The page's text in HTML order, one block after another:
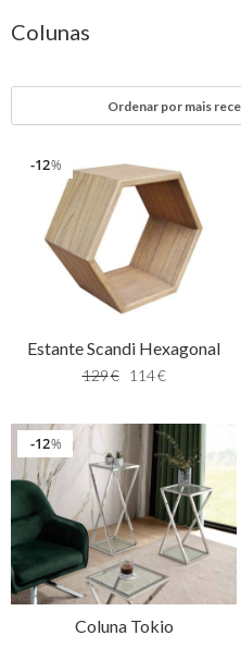
Colunas
%
12
Estante Scandi Hexagonal
129€ 114€
%
12
Coluna Tokio